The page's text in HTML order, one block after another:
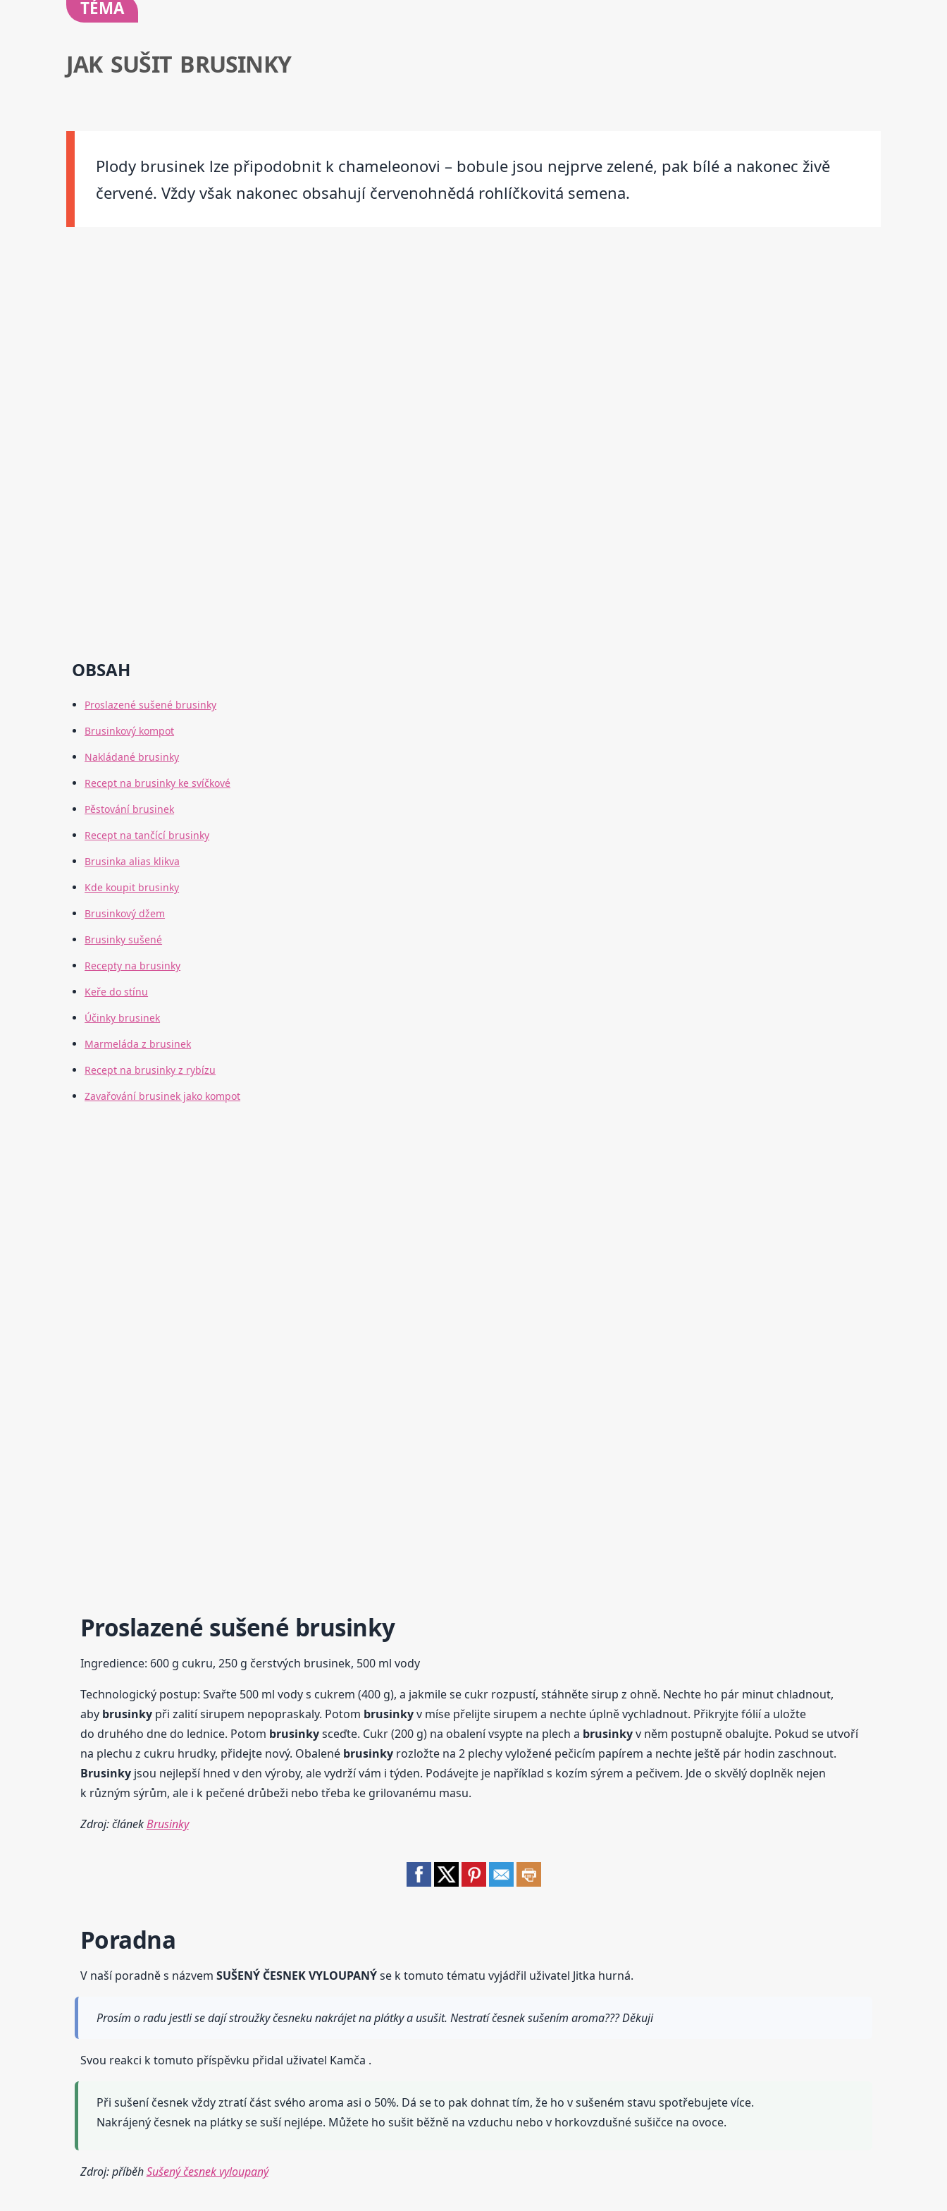
TÉMA
JAK SUŠIT BRUSINKY
Plody brusinek lze připodobnit k chameleonovi – bobule jsou nejprve zelené, pak bílé a nakonec živě
červené. Vždy však nakonec obsahují červenohnědá rohlíčkovitá semena.
OBSAH
Proslazené sušené brusinky
Brusinkový kompot
Nakládané brusinky
Recept na brusinky ke svíčkové
Pěstování brusinek
Recept na tančící brusinky
Brusinka alias klikva
Kde koupit brusinky
Brusinkový džem
Brusinky sušené
Recepty na brusinky
Keře do stínu
Účinky brusinek
Marmeláda z brusinek
Recept na brusinky z rybízu
Zavařování brusinek jako kompot
Proslazené sušené brusinky
Ingredience: 600 g cukru, 250 g čerstvých brusinek, 500 ml vody
Technologický postup: Svařte 500 ml vody s cukrem (400 g), a jakmile se cukr rozpustí, stáhněte sirup z ohně. Nechte ho pár minut chladnout,
aby brusinkypři zalití sirupem nepopraskaly. Potom brusinkyv míse přelijte sirupem a nechte úplně vychladnout. Přikryjte fólií a uložte
do druhého dne do lednice. Potom brusinkysceďte. Cukr (200 g) na obalení vsypte na plech a brusinkyv něm postupně obalujte. Pokud se utvoří
na plechu z cukru hrudky, přidejte nový. Obalené brusinkyrozložte na 2 plechy vyložené pečicím papírem a nechte ještě pár hodin zaschnout.
Brusinkyjsou nejlepší hned v den výroby, ale vydrží vám i týden. Podávejte je například s kozím sýrem a pečivem. Jde o skvělý doplněk nejen
k různým sýrům, ale i k pečené drůbeži nebo třeba ke grilovanému masu.
Zdroj: článekBrusinky
Poradna
V naší poradně s názvem SUŠENÝ ČESNEK VYLOUPANÝse k tomuto tématu vyjádřil uživatel Jitka hurná.
Prosím o radu jestli se dají stroužky česneku nakrájet na plátky a usušit. Nestratí česnek sušením aroma??? Děkuji
Svou reakci k tomuto příspěvku přidal uživatel Kamča .
Při sušení česnek vždy ztratí část svého aroma asi o 50%. Dá se to pak dohnat tím, že ho v sušeném stavu spotřebujete více.
Nakrájený česnek na plátky se suší nejlépe. Můžete ho sušit běžně na vzduchu nebo v horkovzdušné sušičce na ovoce.
Zdroj: příběhSušený česnek vyloupaný